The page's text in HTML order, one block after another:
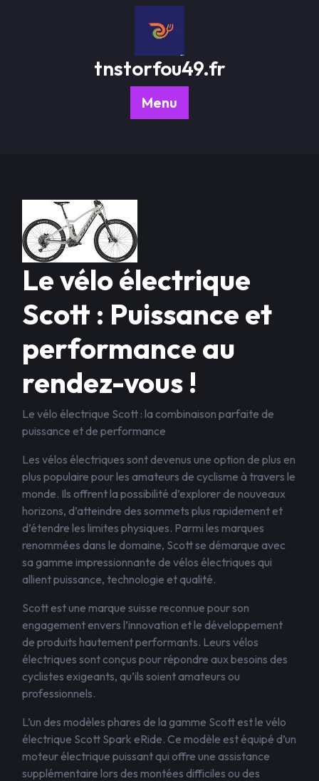
tnstorfou49.fr
Menu
Le vélo électrique
Scott : Puissance et
performance au
rendez-vous !
Le vélo électrique Scott : la combinaison parfaite de
puissance et de performance
Les vélos électriques sont devenus une option de plus en
plus populaire pour les amateurs de cyclisme à travers le
monde. Ils offrent la possibilité d’explorer de nouveaux
horizons, d’atteindre des sommets plus rapidement et
d’étendre les limites physiques. Parmi les marques
renommées dans le domaine, Scott se démarque avec
sa gamme impressionnante de vélos électriques qui
allient puissance, technologie et qualité.
Scott est une marque suisse reconnue pour son
engagement envers l’innovation et le développement
de produits hautement performants. Leurs vélos
électriques sont conçus pour répondre aux besoins des
cyclistes exigeants, qu’ils soient amateurs ou
professionnels.
L’un des modèles phares de la gamme Scott est le vélo
électrique Scott Spark eRide. Ce modèle est équipé d’un
moteur électrique puissant qui offre une assistance
supplémentaire lors des montées difficiles ou des